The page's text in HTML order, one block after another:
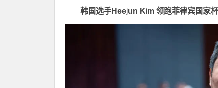
韩国选手Heejun Kim 领跑菲律宾国家